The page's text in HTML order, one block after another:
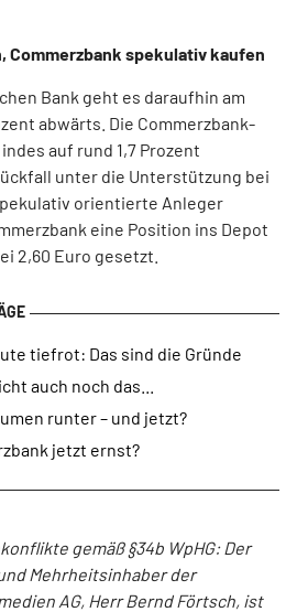
Commerzbank spekulativ kaufen
Bank geht es daraufhin am
abwärts. Die Commerzbank-
auf rund 1,7 Prozent
unter die Unterstützung bei
orientierte Anleger
eine Position ins Depot
2,60 Euro gesetzt.
tiefrot: Das sind die Gründe
auch noch das...
runter – und jetzt?
jetzt ernst?
gemäß §34b WpHG: Der
Mehrheitsinhaber der
AG, Herr Bernd Förtsch, ist